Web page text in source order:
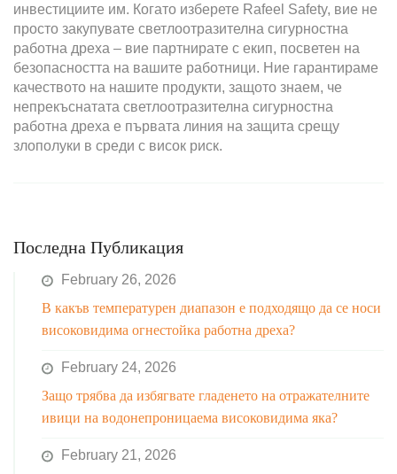
инвестициите им. Когато изберете Rafeel Safety, вие не
просто закупувате светлоотразителна сигурностна
работна дреха – вие партнирате с екип, посветен на
безопасността на вашите работници. Ние гарантираме
качеството на нашите продукти, защото знаем, че
непрекъснатата светлоотразителна сигурностна
работна дреха е първата линия на защита срещу
злополуки в среди с висок риск.
Последна Публикация
February 26, 2026
В какъв температурен диапазон е подходящо да се носи
високовидима огнестойка работна дреха?
February 24, 2026
Защо трябва да избягвате гладенето на отражателните
ивици на водонепроницаема високовидима яка?
February 21, 2026